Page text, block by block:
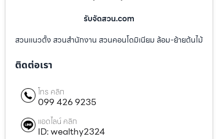
รับจัดสวน.com
สวนแนวตั้ง สวนสำนักงาน สวนคอนโดมิเนียม ล้อม-ย้ายต้นไม้
ติดต่อเรา
โทร คลิก
099 426 9235
แอดไลน์ คลิก
ID: wealthy2324